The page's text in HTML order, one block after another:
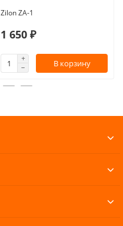
Zilon ZA-1
1 650 ₽
В корзину